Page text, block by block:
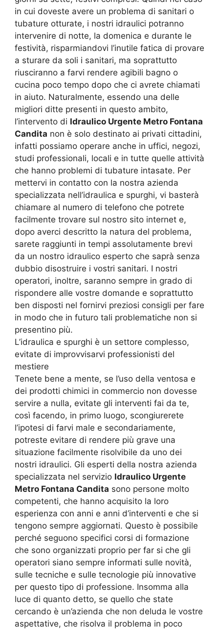
in cui doveste avere un problema di sanitari o
tubature otturate, i nostri idraulici potranno
intervenire di notte, la domenica e durante le
festività, risparmiandovi l’inutile fatica di provare
a sturare da soli i sanitari, ma soprattutto
riusciranno a farvi rendere agibili bagno o
cucina poco tempo dopo che ci avrete chiamati
in aiuto. Naturalmente, essendo una delle
migliori ditte presenti in questo ambito,
l’intervento di Idraulico Urgente Metro Fontana
Candita non è solo destinato ai privati cittadini,
infatti possiamo operare anche in uffici, negozi,
studi professionali, locali e in tutte quelle attività
che hanno problemi di tubature intasate. Per
mettervi in contatto con la nostra azienda
specializzata nell’idraulica e spurghi, vi basterà
chiamare al numero di telefono che potrete
facilmente trovare sul nostro sito internet e,
dopo averci descritto la natura del problema,
sarete raggiunti in tempi assolutamente brevi
da un nostro idraulico esperto che saprà senza
dubbio disostruire i vostri sanitari. I nostri
operatori, inoltre, saranno sempre in grado di
rispondere alle vostre domande e soprattutto
ben disposti nel fornirvi preziosi consigli per fare
in modo che in futuro tali problematiche non si
presentino più.
L’idraulica e spurghi è un settore complesso,
evitate di improvvisarvi professionisti del
mestiere
Tenete bene a mente, se l’uso della ventosa e
dei prodotti chimici in commercio non dovesse
servire a nulla, evitate gli interventi fai da te,
così facendo, in primo luogo, scongiurerete
l’ipotesi di farvi male e secondariamente,
potreste evitare di rendere più grave una
situazione facilmente risolvibile da uno dei
nostri idraulici. Gli esperti della nostra azienda
specializzata nel servizio Idraulico Urgente
Metro Fontana Candita sono persone molto
competenti, che hanno acquisito la loro
esperienza con anni e anni d’interventi e che si
tengono sempre aggiornati. Questo è possibile
perché seguono specifici corsi di formazione
che sono organizzati proprio per far si che gli
operatori siano sempre informati sulle novità,
sulle tecniche e sulle tecnologie più innovative
per questo tipo di professione. Insomma alla
luce di quanto detto, se quello che state
cercando è un’azienda che non deluda le vostre
aspettative, che risolva il problema in poco